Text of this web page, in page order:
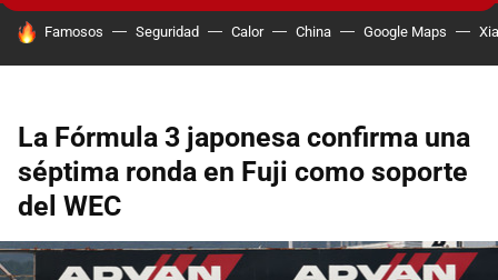
HOY SE HABLA DE
Famosos Seguridad Calor China Google Maps
La Fórmula 3 japonesa confirma una
séptima ronda en Fuji como soporte
del WEC